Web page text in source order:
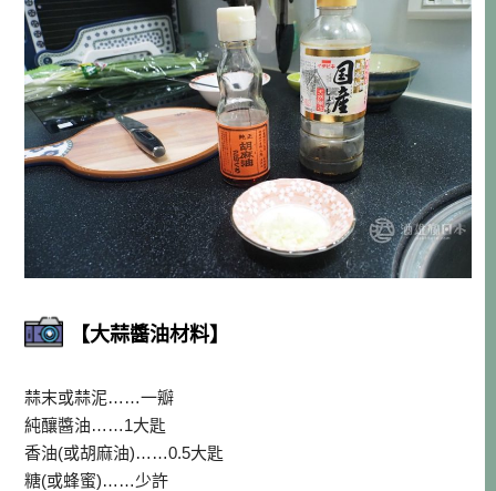
【大蒜醬油材料】
蒜末或蒜泥……一瓣
純釀醬油……1大匙
香油(或胡麻油)……0.5大匙
糖(或蜂蜜)……少許